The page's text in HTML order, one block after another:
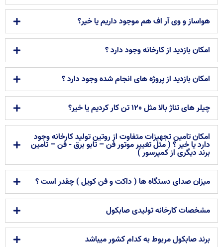
هواساز و وی آر اف هم موجود داریم یا خیر؟
امکان بازدید از کارخانه وجود دارد ؟
امکان بازدید از پروژه های انجام شده وجود دارد ؟
چیلر های تناژ بالا مثل 120 تن کار کردیم یا خیر؟
امکان تامین تجهیزات متفاوت از روتین تولید کارخانه وجود
دارد یا خیر ؟ ( مثل تغییر موتور فن – تابو برق - فن – تامین
برند دیگری از کمپرسور )
میزان صدای دستگاه ها ( داکت و فن کویل ) چقدر است ؟
مشخصات کارخانه تولیدی صابکول
برند صابکول مربوط به کدام کشور میباشد